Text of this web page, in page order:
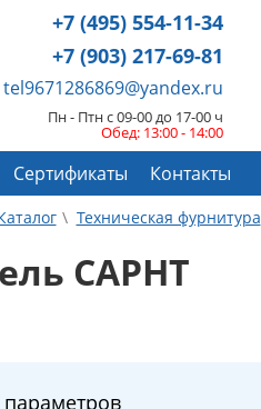
+7 (495) 554-11-34
+7 (903) 217-69-81
tel9671286869@yandex.ru
Пн - Птн с 09-00 до 17-00 ч
Обед: 13:00 - 14:00
Сертификаты Контакты
Техническая фурнитура
CAPHT